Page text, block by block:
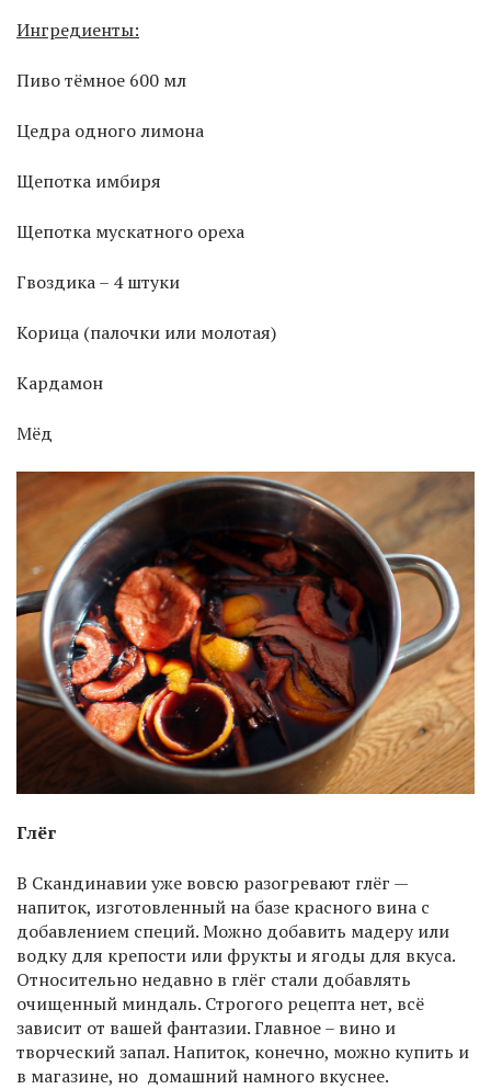
Ингредиенты:
Пиво тёмное 600 мл
Цедра одного лимона
Щепотка имбиря
Щепотка мускатного ореха
Гвоздика – 4 штуки
Корица (палочки или молотая)
Кардамон
Мёд
Глёг
В Скандинавии уже вовсю разогревают глёг —
напиток, изготовленный на базе красного вина с
добавлением специй. Можно добавить мадеру или
водку для крепости или фрукты и ягоды для вкуса.
Относительно недавно в глёг стали добавлять
очищенный миндаль. Строгого рецепта нет, всё
зависит от вашей фантазии. Главное – вино и
творческий запал. Напиток, конечно, можно купить и
в магазине, но домашний намного вкуснее.